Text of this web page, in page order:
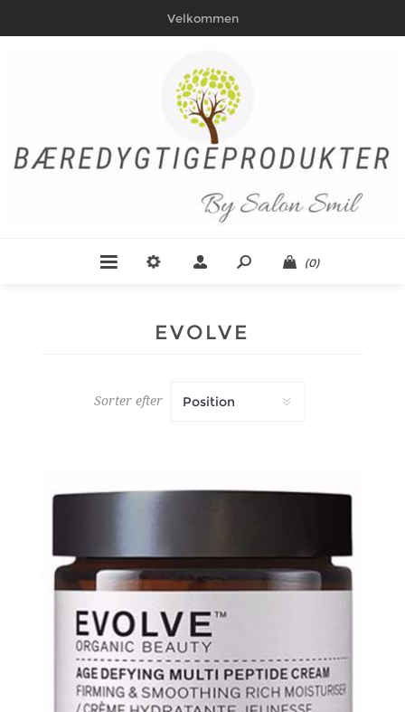
Velkommen
(0)
EVOLVE
Sorter efter